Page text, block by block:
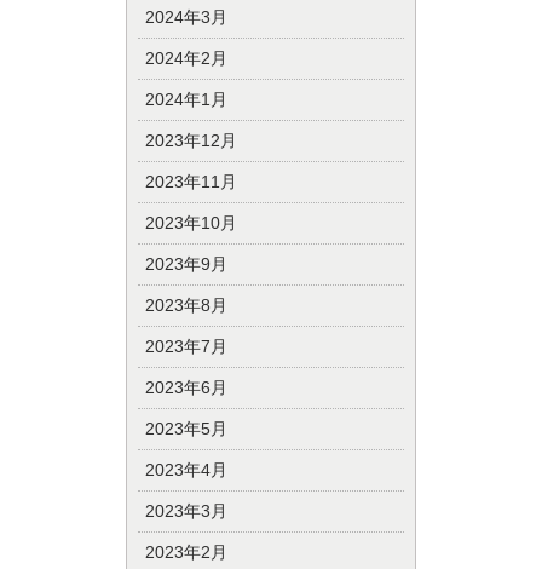
2024年3月
2024年2月
2024年1月
2023年12月
2023年11月
2023年10月
2023年9月
2023年8月
2023年7月
2023年6月
2023年5月
2023年4月
2023年3月
2023年2月